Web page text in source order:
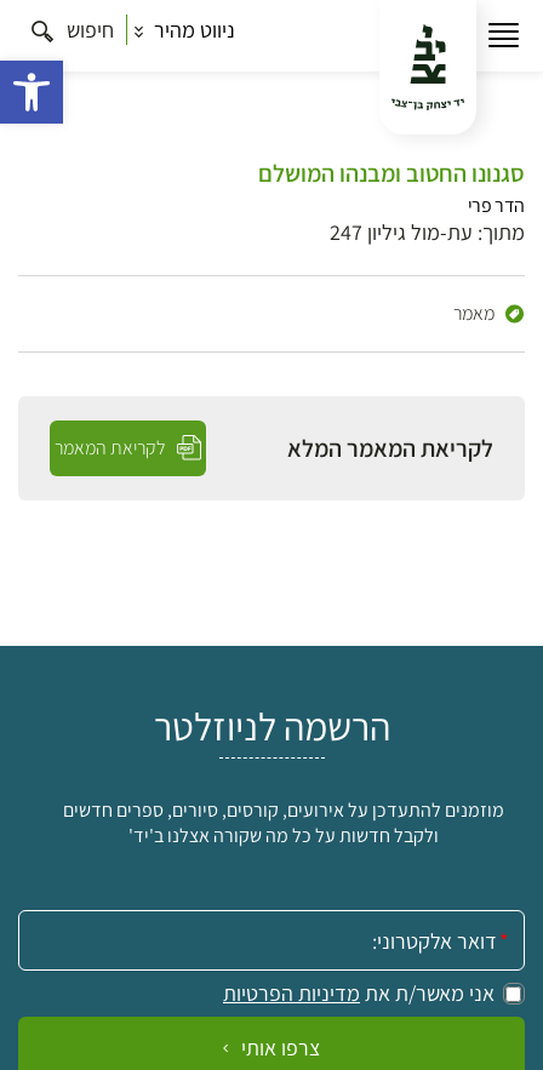
ניווט מהיר חיפוש
סגנונו החטוב ומבנהו המושלם
הדר פרי
מתוך: עת-מול גיליון 247
מאמר
לקריאת המאמר המלא לקריאת המאמר
הרשמה לניוזלטר
מוזמנים להתעדכן על אירועים, קורסים, סיורים, ספרים חדשים
ולקבל חדשות על כל מה שקורה אצלנו ב'יד'
אימייל:
אני מאשר/ת את מדיניות הפרטיות
צרפו אותי